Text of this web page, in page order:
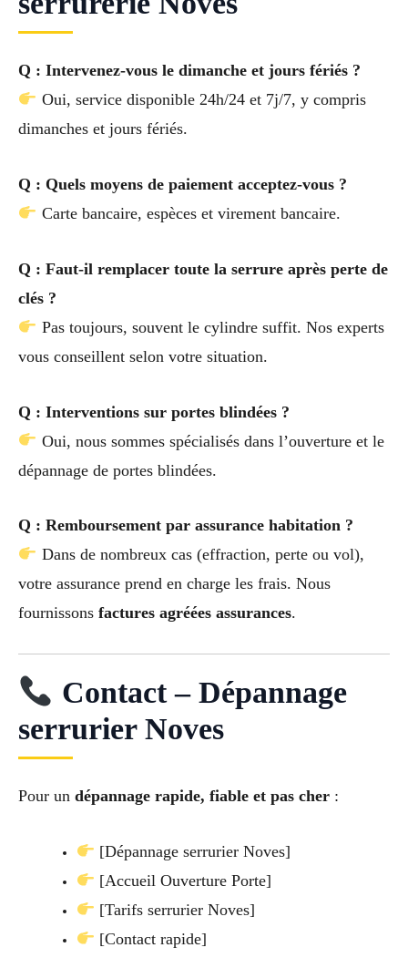
Q : Intervenez-vous le dimanche et jours fériés ?
Oui, service disponible 24h/24 et 7j/7, y compris
dimanches et jours fériés.
Q : Quels moyens de paiement acceptez-vous ?
Carte bancaire, espèces et virement bancaire.
Q : Faut-il remplacer toute la serrure après perte de
clés ?
Pas toujours, souvent le cylindre suffit. Nos experts
vous conseillent selon votre situation.
Q : Interventions sur portes blindées ?
Oui, nous sommes spécialisés dans l’ouverture et le
dépannage de portes blindées.
Q : Remboursement par assurance habitation ?
Dans de nombreux cas (effraction, perte ou vol),
votre assurance prend en charge les frais. Nous
fournissons factures agréées assurances.
Contact – Dépannage
serrurier Noves
Pour un dépannage rapide, fiable et pas cher :
[Dépannage serrurier Noves]
[Accueil Ouverture Porte]
[Tarifs serrurier Noves]
[Contact rapide]